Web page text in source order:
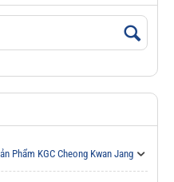
Phẩm KGC Cheong Kwan Jang